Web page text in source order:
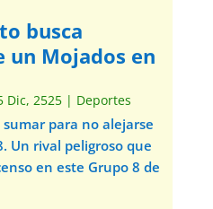
busca
un Mojados en
Dic, 2525| Deportes
para no alejarse
Un rival peligroso que
en este Grupo 8 de